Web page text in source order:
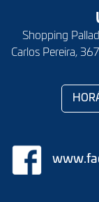
Shopping
Carlos Pereira,